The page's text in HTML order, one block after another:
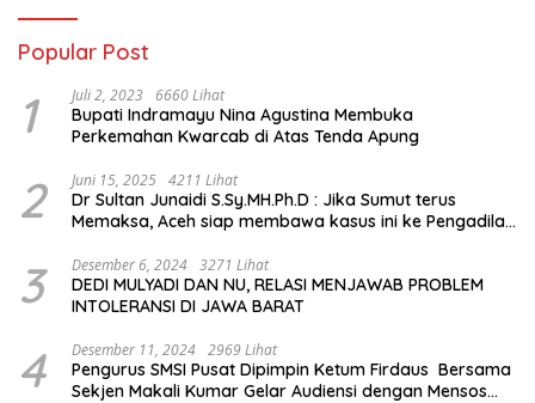
Popular Post
1 Juli 2, 2023 6660 Lihat
Bupati Indramayu Nina Agustina Membuka
Perkemahan Kwarcab di Atas Tenda Apung
2 Juni 15, 2025 4211 Lihat
Dr Sultan Junaidi S.Sy.MH.Ph.D : Jika Sumut terus
Memaksa, Aceh siap membawa kasus ini ke Pengadilan
3 Desember 6, 2024 3271 Lihat
DEDI MULYADI DAN NU, RELASI MENJAWAB PROBLEM
INTOLERANSI DI JAWA BARAT
4 Desember 11, 2024 2969 Lihat
Pengurus SMSI Pusat Dipimpin Ketum Firdaus Bersama
Sekjen Makali Kumar Gelar Audiensi dengan Mensos